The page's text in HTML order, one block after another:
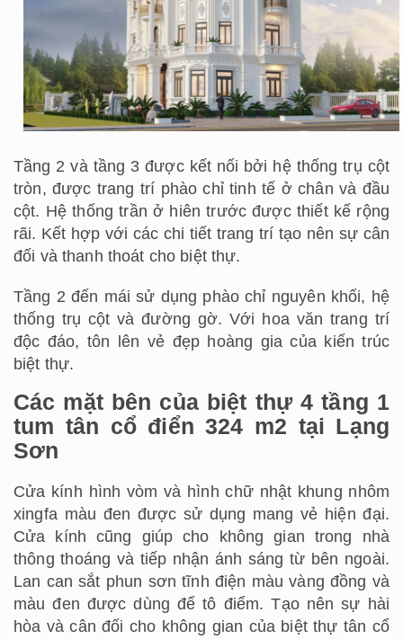
Tầng 2 và tầng 3 được kết nối bởi hệ thống trụ cột
tròn, được trang trí phào chỉ tinh tế ở chân và đầu
cột. Hệ thống trần ở hiên trước được thiết kế rộng
rãi. Kết hợp với các chi tiết trang trí tạo nên sự cân
đối và thanh thoát cho biệt thự.
Tầng 2 đến mái sử dụng phào chỉ nguyên khối, hệ
thống trụ cột và đường gờ. Với hoa văn trang trí
độc đáo, tôn lên vẻ đẹp hoàng gia của kiến trúc
biệt thự.
Các mặt bên của biệt thự 4 tầng 1
tum tân cổ điển 324 m2 tại Lạng
Sơn
Cửa kính hình vòm và hình chữ nhật khung nhôm
xingfa màu đen được sử dụng mang vẻ hiện đại.
Cửa kính cũng giúp cho không gian trong nhà
thông thoáng và tiếp nhận ánh sáng từ bên ngoài.
Lan can sắt phun sơn tĩnh điện màu vàng đồng và
màu đen được dùng để tô điểm. Tạo nên sự hài
hòa và cân đối cho không gian của biệt thự tân cổ